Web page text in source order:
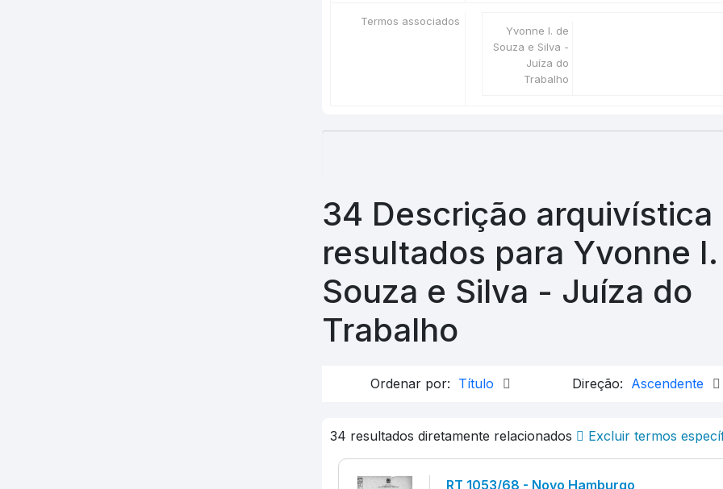
Termos associados
Yvonne I. de
Souza e Silva -
Juíza do
Trabalho
34 Descrição arquivística
resultados para Yvonne
Souza e Silva - Juíza do
Trabalho
Ordenar por: Título Direção: Ascendente
34 resultados diretamente relacionados Excluir termos
RT 1053/68 - Novo Hamburgo